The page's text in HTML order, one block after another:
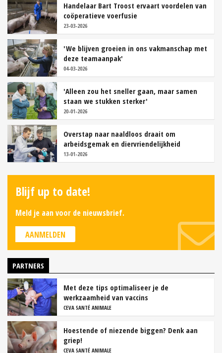
Handelaar Bart Troost ervaart voordelen van
coöperatieve voerfusie
23-03-2026
'We blijven groeien in ons vakmanschap met
deze teamaanpak'
04-03-2026
'Alleen zou het sneller gaan, maar samen
staan we stukken sterker'
20-01-2026
Overstap naar naaldloos draait om
arbeidsgemak en diervriendelijkheid
13-01-2026
Blijf up to date!
Meld je aan voor de nieuwsbrief.
AANMELDEN
PARTNERS
Met deze tips optimaliseer je de
werkzaamheid van vaccins
CEVA SANTÉ ANIMALE
Hoestende of niezende biggen? Denk aan
griep!
CEVA SANTÉ ANIMALE